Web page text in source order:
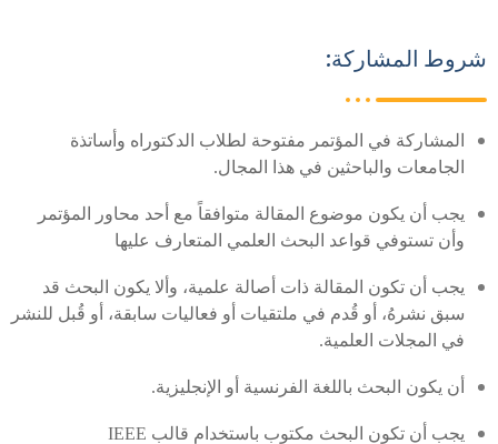
المشاركة:
المشاركة في المؤتمر مفتوحة لطلاب الدكتوراه وأساتذة
الجامعات والباحثين في هذا المجال.
يجب أن يكون موضوع المقالة متوافقاً مع أحد محاور المؤتمر
وأن تستوفي قواعد البحث العلمي المتعارف عليها
يجب أن تكون المقالة ذات أصالة علمية،وألا يكون البحث قد
سبق نشرهُ، أو قُدم في ملتقيات أو فعاليات سابقة، أو قُبل للنشر
في المجلات العلمية.
أن يكون البحث باللغة الفرنسية أو الإنجليزية .
يجب أن تكون البحث مكتوب باستخدام قالبIEEE